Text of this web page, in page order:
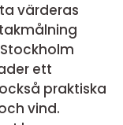
värderas
ett
praktiska
vind.